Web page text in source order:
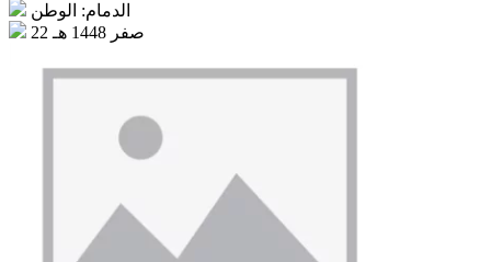
الدمام: الوطن
22 صفر 1448 هـ